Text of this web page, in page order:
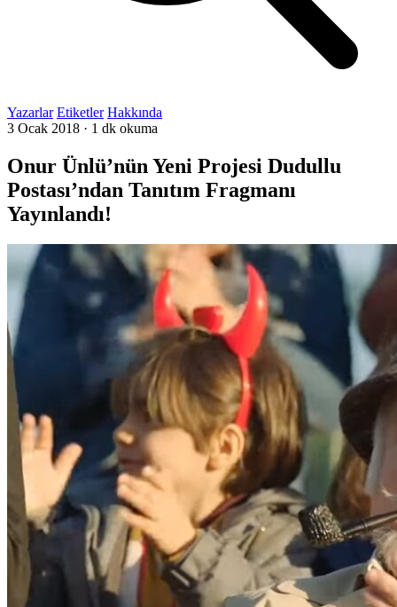
Yazarlar Etiketler Hakkında
3 Ocak 2018 · 1 dk okuma
Onur Ünlü’nün Yeni Projesi Dudullu
Postası’ndan Tanıtım Fragmanı
Yayınlandı!